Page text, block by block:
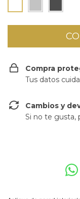
Compra
Tus datos
Cambios y
Si no te gusta,